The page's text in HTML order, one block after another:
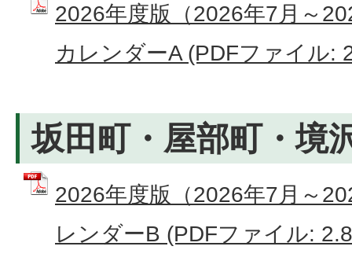
2026年度版（2026年7月～
カレンダーA (PDFファイル:
坂田町・屋部町・境
2026年度版（2026年7月～
レンダーB (PDFファイル: